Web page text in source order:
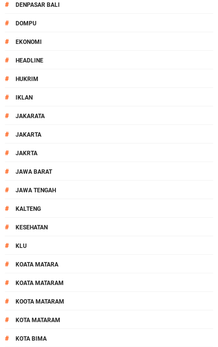
# DENPASAR BALI
# DOMPU
# EKONOMI
# HEADLINE
# HUKRIM
# IKLAN
# JAKARATA
# JAKARTA
# JAKRTA
# JAWA BARAT
# JAWA TENGAH
# KALTENG
# KESEHATAN
# KLU
# KOATA MATARA
# KOATA MATARAM
# KOOTA MATARAM
# KOTA MATARAM
# KOTA BIMA